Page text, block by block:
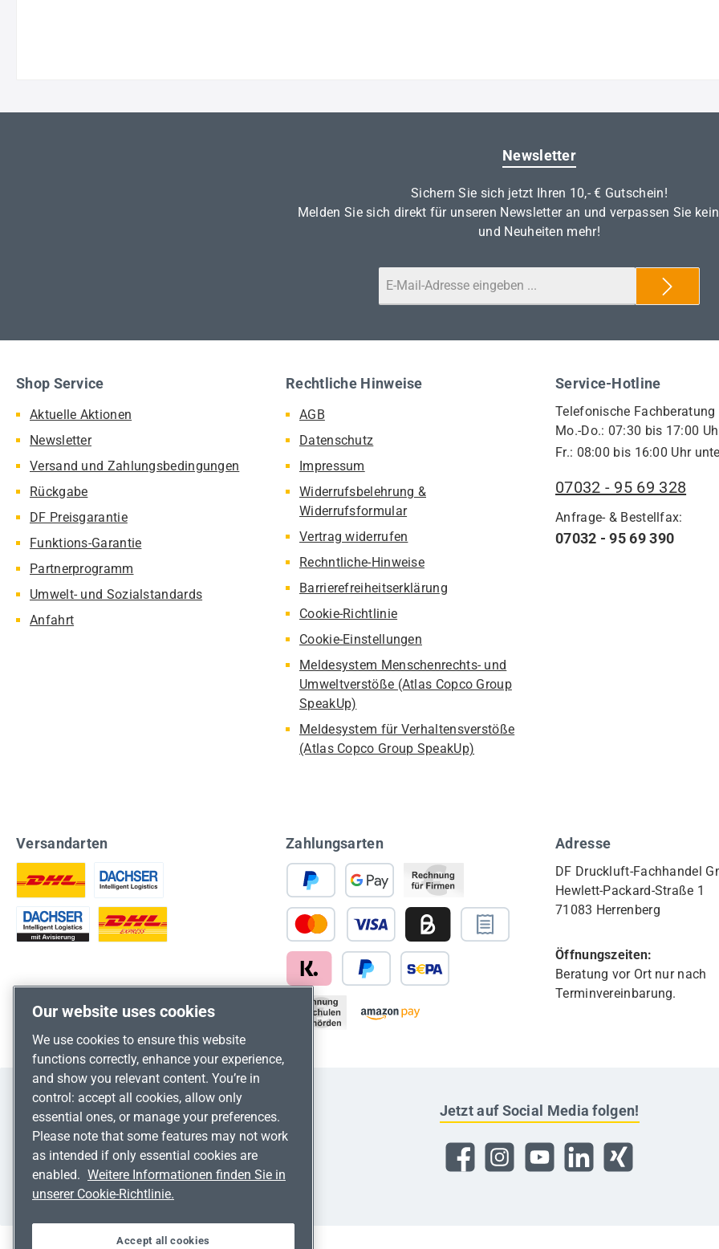
Newsletter
Sichern Sie sich jetzt Ihren 10,- € Gutschein!
Melden Sie sich direkt für unseren Newsletter an und verpassen Sie
und Neuheiten mehr!
Service-Hotline
Telefonische Fachberatung
Mo.-Do.: 07:30 bis 17:00
Fr.: 08:00 bis 16:00 Uhr
07032 - 95 69 328
Anfrage- & Bestellfax:
07032 - 95 69 390
Shop Service
Aktuelle Aktionen
Newsletter
Versand und Zahlungsbedingungen
Rückgabe
DF Preisgarantie
Funktions-Garantie
Partnerprogramm
Umwelt- und Sozialstandards
Anfahrt
Rechtliche Hinweise
AGB
Datenschutz
Impressum
Widerrufsbelehrung &
Widerrufsformular
Vertrag widerrufen
Rechntliche-Hinweise
Barrierefreiheitserklärung
Cookie-Richtlinie
Cookie-Einstellungen
Meldesystem Menschenrechts- und
Umweltverstöße (Atlas Copco Group
SpeakUp)
Meldesystem für Verhaltensverstöße
(Atlas Copco Group SpeakUp)
Versandarten Zahlungsarten Adresse
DF Druckluft-Fachhandel
Hewlett-Packard-Straße 1
71083 Herrenberg
Öffnungszeiten:
Beratung vor Ort nur nach
Terminvereinbarung.
Jetzt auf Social Media folgen!
FacebookInstagramYouTubeLinkedInXing
Our website uses cookies
We use cookies to ensure this website
functions correctly, enhance your experience,
and show you relevant content. You’re in
control: accept all cookies, allow only
essential ones, or manage your preferences.
Please note that some features may not work
as intended if only essential cookies are
enabled. Weitere Informationen finden Sie in
unserer Cookie-Richtlinie.
Accept all cookies